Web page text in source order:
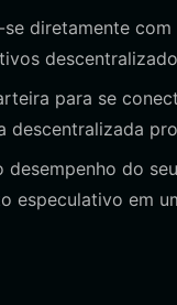
se diretamente
para se
desempenho do
especulativo em